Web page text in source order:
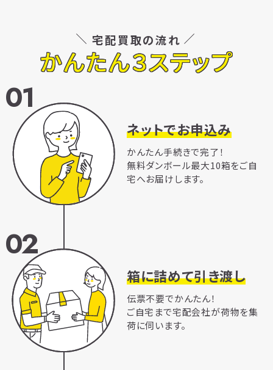
宅配買取の流れ
かんたん３ステップ
01
ネットでお申込み
かんたん手続きで完了！
無料ダンボール最大10箱をご自
宅へお届けします。
02
箱に詰めて引き渡し
伝票不要でかんたん！
ご自宅まで宅配会社が荷物を集
荷に伺います。